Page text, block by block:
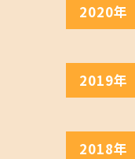
2020年
2019年
2018年